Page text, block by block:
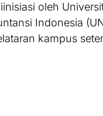
oleh
Indonesia
kampus